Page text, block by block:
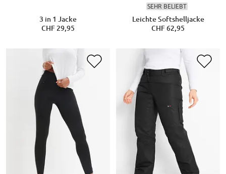
3 in 1 Jacke
CHF 29,95
SEHR BELIEBT
Leichte Softshelljacke
CHF 62,95